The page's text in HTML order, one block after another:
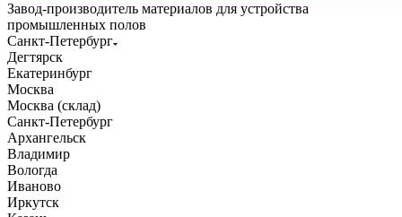
Завод-производитель материалов для устройства
промышленных полов
Санкт-Петербург
Дегтярск
Екатеринбург
Москва
Москва (склад)
Санкт-Петербург
Архангельск
Владимир
Вологда
Иваново
Иркутск